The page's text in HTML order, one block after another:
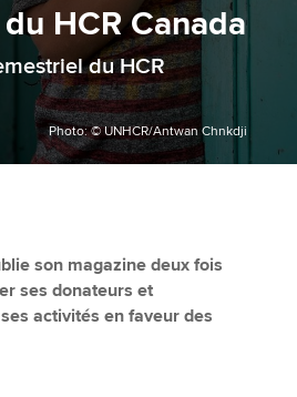
HCR Canada
du HCR
Photo: © UNHCR/Antwan Chnkdji
son magazine deux fois
ses donateurs et
activités en faveur des